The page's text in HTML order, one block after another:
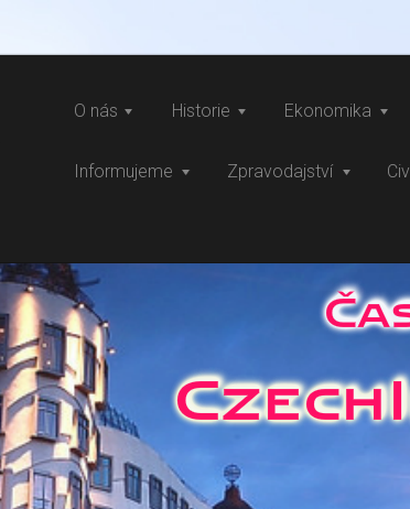
O nás Historie Ekonomika
Informujeme Zpravodajství